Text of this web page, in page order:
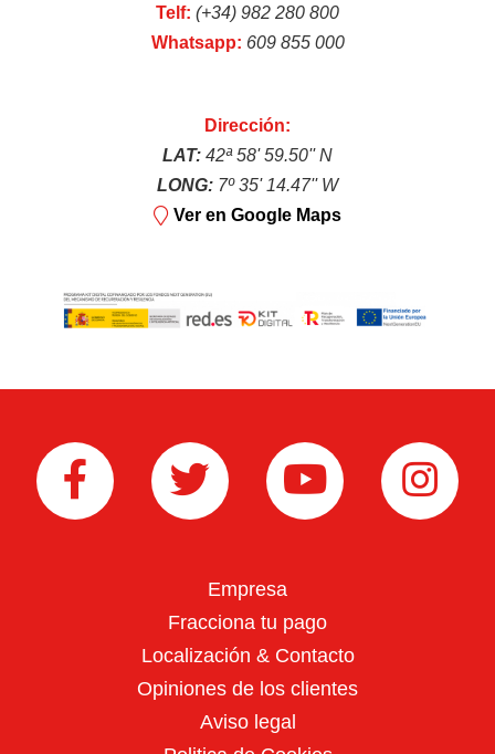
Máquinas de batería
Telf: (+34) 982 280 800
Whatsapp: 609 855 000
Dirección:
LAT: 42ª 58' 59.50'' N
LONG: 7º 35' 14.47'' W
Ver en Google Maps
Empresa
Fracciona tu pago
Localización & Contacto
Opiniones de los clientes
Aviso legal